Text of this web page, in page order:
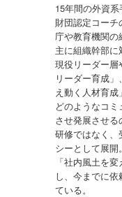
15年間の外資
財団認定コー
庁や教育機関の
主に組織幹部に
現役リーダー層
リーダー育成
え動く人材育成
どのようなコ
させ発展させ
研修ではなく、
シーとして展開。
「社内風土を
し、今までに
ている。